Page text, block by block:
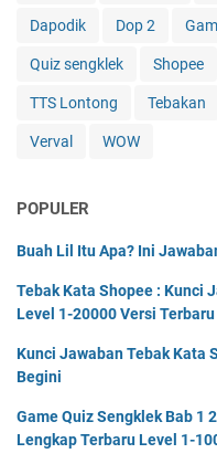
Dapodik Dop 2
Quiz sengklek Shopee
TTS Lontong Tebakan
Verval WOW
POPULER
Buah Lil Itu Apa? Ini
Tebak Kata Shopee : Kunci
Level 1-20000 Versi
Kunci Jawaban Tebak Kata
Begini
Game Quiz Sengklek Bab 1
Lengkap Terbaru Level 1-